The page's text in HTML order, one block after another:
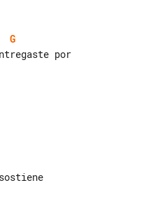
G
por